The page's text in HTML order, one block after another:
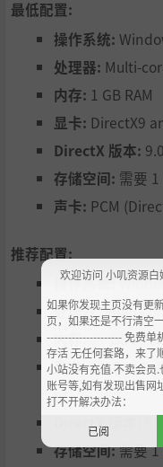
最低配置:
操作系统:
处理器: Multi-
内存: 1 GB RAM
显卡: DirectX9
DirectX 版本: 9.0
存储空间: 需要 1
声卡: PCM
推荐配置:
操作系统:
处理器:Multi-
内存:2+ GB RAM
显卡:NVIDIA
rd）
DirectX 版本:
存储空间:需要 1
欢迎访问 小叽资源白
如果你发现主页没有更
页，如果还是不行清空
--------------------- 免费单
存活 无任何套路，来
小站没有充值.不卖会员
账号等,如有发现出售网
打不开解决办法：
已阅